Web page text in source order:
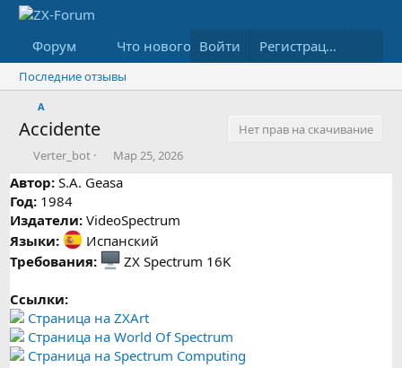
Форум Что нового Медиа Ресурсы
Войти Регистрация
Последние отзывы
A
Accidente
Нет прав на скачивание
А
в
т
о
р
Verter_bot
Д
а
т
с
о
з
д
и
я
Мар 25, 2026
Автор: S.A. Geasa
Год: 1984
Издатели: VideoSpectrum
Языки:
Испанский
Требования:
ZX Spectrum 16K
Ссылки:
Страница на ZXArt
Страница на World Of Spectrum
Страница на Spectrum Computing